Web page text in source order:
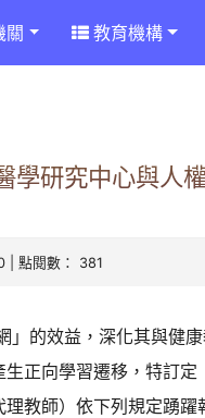
關 教育機構
學研究中心與人
| 點閱數： 381
」的效益，深化其與健
正向學習遷移，特訂
教師）依下列規定踴躍